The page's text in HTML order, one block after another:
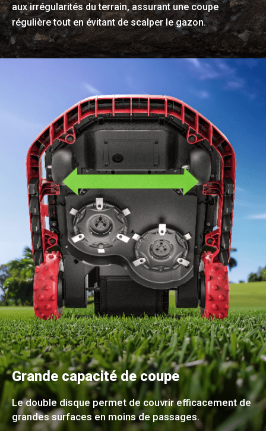
aux irrégularités du terrain, assurant une coupe
régulière tout en évitant de scalper le gazon.
Grande capacité de coupe
Le double disque permet de couvrir efficacement de
grandes surfaces en moins de passages.